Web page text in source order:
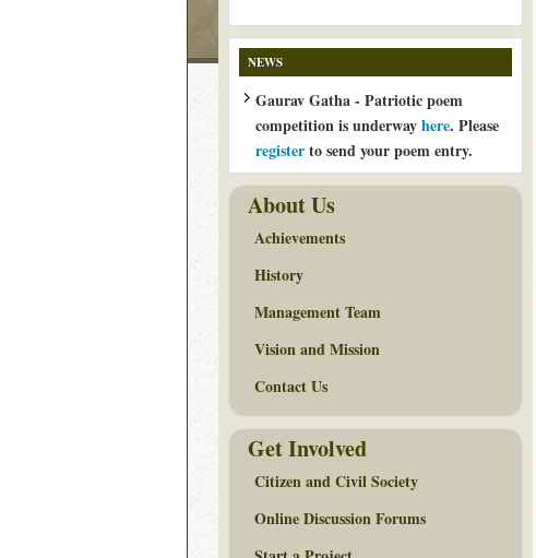
NEWS
Gaurav Gatha - Patriotic poem
competition is underwayhere. Please
registerto send your poem entry.
About Us
Achievements
History
Management Team
Vision and Mission
Contact Us
Get Involved
Citizen and Civil Society
Online Discussion Forums